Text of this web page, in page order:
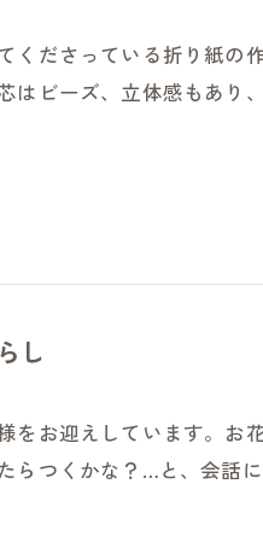
くださっている折り紙の
はビーズ、立体感もあり
し
をお迎えしています。お
らつくかな？…と、会話